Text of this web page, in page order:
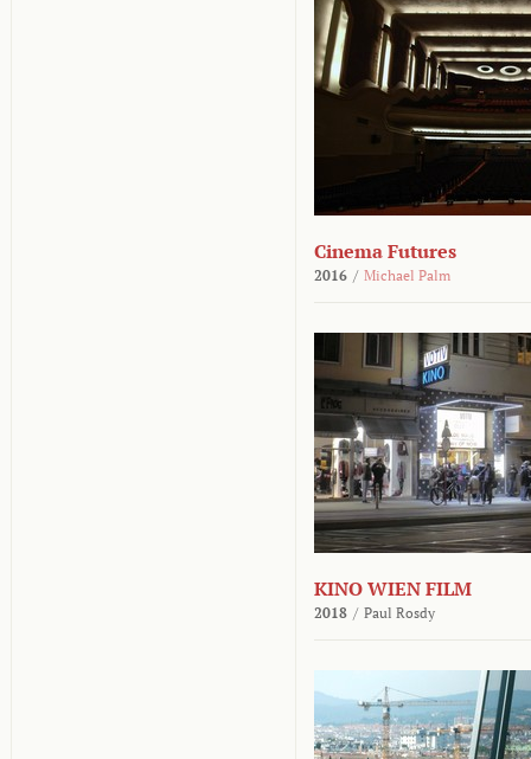
Cinema Futures
2016 / Michael Palm
KINO WIEN FILM
2018 / Paul Rosdy